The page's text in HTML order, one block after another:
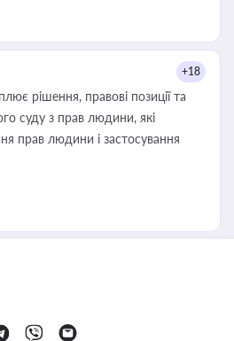
+18
рішення, правові позиції та
суду з прав людини, які
прав людини і застосування